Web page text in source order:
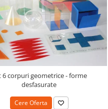
6 corpuri geometrice - forme
desfasurate
Cere Oferta